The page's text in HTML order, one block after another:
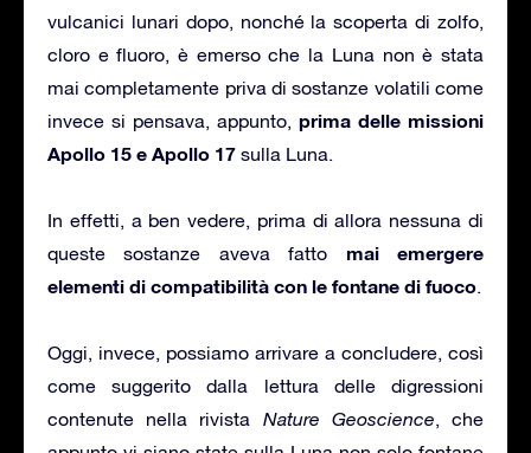
vulcanici lunari dopo, nonché la scoperta di zolfo,
cloro e fluoro, è emerso che la Luna non è stata
mai completamente priva di sostanze volatili come
invece si pensava, appunto, prima delle missioni
Apollo 15 e Apollo 17 sulla Luna.
In effetti, a ben vedere, prima di allora nessuna di
queste sostanze aveva fatto mai emergere
elementi di compatibilità con le fontane di fuoco.
Oggi, invece, possiamo arrivare a concludere, così
come suggerito dalla lettura delle digressioni
contenute nella rivista Nature Geoscience, che